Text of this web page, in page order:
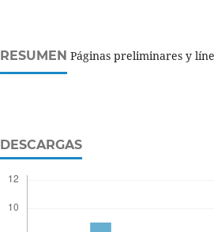
RESUMEN Páginas preliminares y
DESCARGAS